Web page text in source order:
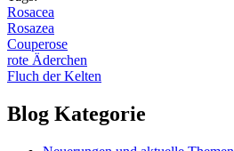
Rosacea
Rosazea
Couperose
rote Äderchen
Fluch der Kelten
Blog Kategorie